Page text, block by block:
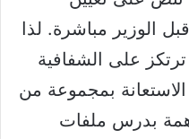
الوزير مباشرة. لذا
على الشفافية
بمجموعة من
بدرس ملفات